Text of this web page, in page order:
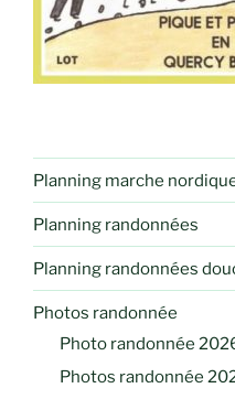
Planning marche
Planning randonnées
Planning randonnées
Photos randonnée
Photo randonnée
Photos randonnée